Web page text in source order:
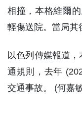
相撞，本格維爾
輕傷送院。當局其
以色列傳媒報道
通規則，去年
交通事故。 (何嘉